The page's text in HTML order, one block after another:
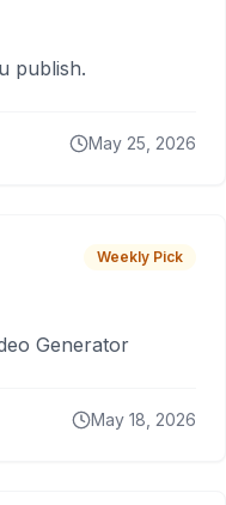
publish.
May 25, 2026
Weekly Pick
Generator
May 18, 2026